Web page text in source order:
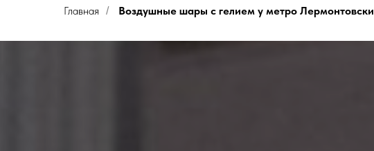
Главная / Воздушные шары с гелием у метро